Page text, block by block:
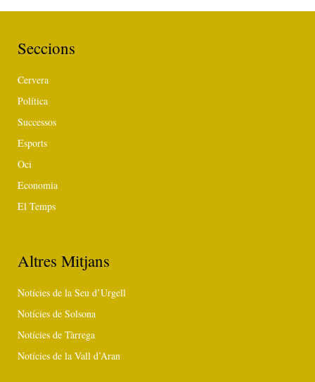
Seccions
Cervera
Política
Successos
Esports
Oci
Economia
El Temps
Altres Mitjans
Notícies de la Seu d’Urgell
Notícies de Solsona
Notícies de Tàrrega
Notícies de la Vall d’Aran